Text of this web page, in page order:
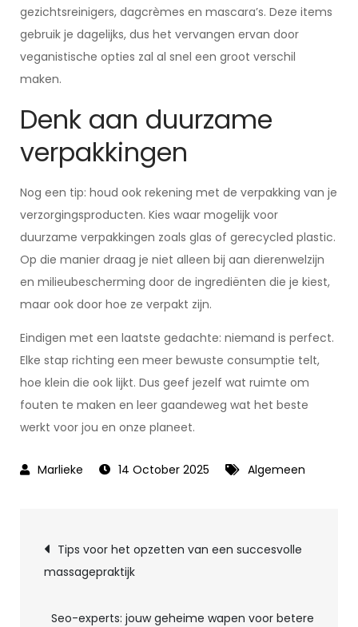
gezichtsreinigers, dagcrèmes en mascara’s. Deze items
gebruik je dagelijks, dus het vervangen ervan door
veganistische opties zal al snel een groot verschil
maken.
Denk aan duurzame
verpakkingen
Nog een tip: houd ook rekening met de verpakking van je
verzorgingsproducten. Kies waar mogelijk voor
duurzame verpakkingen zoals glas of gerecycled plastic.
Op die manier draag je niet alleen bij aan dierenwelzijn
en milieubescherming door de ingrediënten die je kiest,
maar ook door hoe ze verpakt zijn.
Eindigen met een laatste gedachte: niemand is perfect.
Elke stap richting een meer bewuste consumptie telt,
hoe klein die ook lijkt. Dus geef jezelf wat ruimte om
fouten te maken en leer gaandeweg wat het beste
werkt voor jou en onze planeet.
14 October 2025 Algemeen
Post
navigation
Tips voor het opzetten van een succesvolle
massagepraktijk
Seo-experts: jouw geheime wapen voor betere